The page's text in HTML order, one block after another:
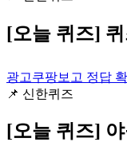
[오늘 퀴즈]
광고쿠팡보고 정답
📌 신한퀴즈
[오늘 퀴즈]